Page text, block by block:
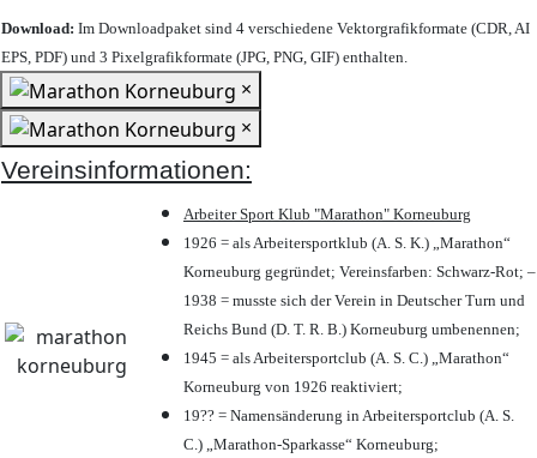
Download: Im Downloadpaket sind 4 verschiedene Vektorgrafikformate (CDR, AI
EPS, PDF) und 3 Pixelgrafikformate (JPG, PNG, GIF) enthalten.
×
×
Vereinsinformationen:
Arbeiter Sport Klub "Marathon" Korneuburg
1926 = als Arbeitersportklub (A. S. K.) „Marathon“
Korneuburg gegründet; Vereinsfarben: Schwarz-Rot; –
1938 = musste sich der Verein in Deutscher Turn und
Reichs Bund (D. T. R. B.) Korneuburg umbenennen;
1945 = als Arbeitersportclub (A. S. C.) „Marathon“
Korneuburg von 1926 reaktiviert;
19?? = Namensänderung in Arbeitersportclub (A. S.
C.) „Marathon-Sparkasse“ Korneuburg;